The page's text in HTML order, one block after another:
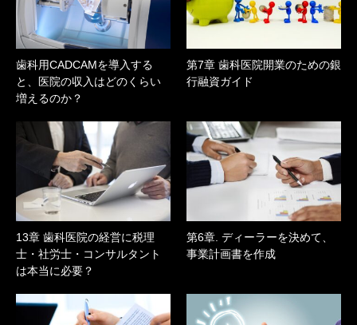
歯科用CADCAMを導入する
と、医院の収入はどのくらい
増えるのか？
第7章 歯科医院開業のための銀
行融資ガイド
13章 歯科医院の経営に税理
士・社労士・コンサルタント
は本当に必要？
第6章. ディーラーを決めて、
事業計画書を作成